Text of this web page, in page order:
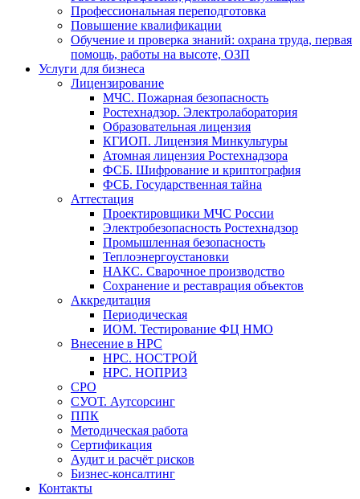
Профессиональная переподготовка
Повышение квалификации
Обучение и проверка знаний: охрана труда, первая
помощь, работы на высоте, ОЗП
Услуги для бизнеса
Лицензирование
МЧС. Пожарная безопасность
Ростехнадзор. Электролаборатория
Образовательная лицензия
КГИОП. Лицензия Минкультуры
Атомная лицензия Ростехнадзора
ФСБ. Шифрование и криптография
ФСБ. Государственная тайна
Аттестация
Проектировщики МЧС России
Электробезопасность Ростехнадзор
Промышленная безопасность
Теплоэнергоустановки
НАКС. Сварочное производство
Сохранение и реставрация объектов
Аккредитация
Периодическая
ИОМ. Тестирование ФЦ НМО
Внесение в НРС
НРС. НОСТРОЙ
НРС. НОПРИЗ
СРО
СУОТ. Аутсорсинг
ППК
Методическая работа
Сертификация
Аудит и расчёт рисков
Бизнес-консалтинг
Контакты